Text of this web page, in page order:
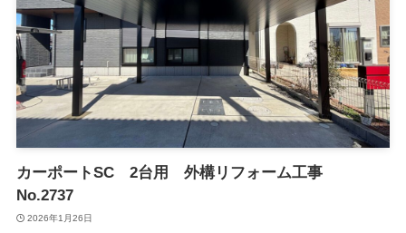
カーポートSC 2台用 外構リフォーム工事
No.2737
2026年1月26日